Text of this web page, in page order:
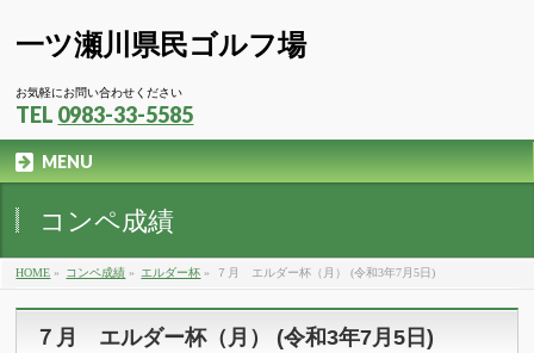
一ツ瀬川県民ゴルフ場
お気軽にお問い合わせください
TEL 0983-33-5585
MENU
コンペ成績
HOME » コンペ成績 » エルダー杯 » ７月 エルダー杯（月） (令和3年7月5日)
７月 エルダー杯（月） (令和3年7月5日)